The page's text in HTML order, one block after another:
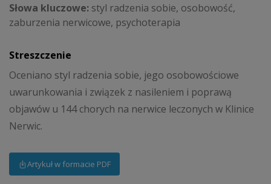
Słowa kluczowe: styl radzenia sobie, osobowość,
zaburzenia nerwicowe, psychoterapia
Streszczenie
Oceniano styl radzenia sobie, jego osobowościowe
uwarunkowania i związek z nasileniem i poprawą
objawów u 144 chorych na nerwice leczonych w Klinice
Nerwic.
Artykuł w formacie PDF